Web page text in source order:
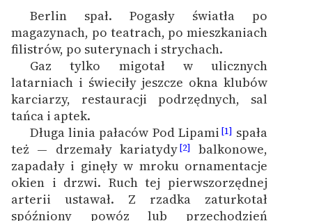
E-kolekcja lektur
szkolnych i literatury do
słuchania dla uczennic i
uczniów z
niepełnosprawnościami
Feministyczne inspiracje.
Popularyzacja
skandynawskiej literatury
feministycznej
Ręce pełne poezji
Kolekcje edukacyjne
Berlin spał. Pogasły światła po
magazynach, po teatrach, po mieszkaniach
filistrów, po suterynach i strychach.
Gaz tylko migotał w ulicznych
latarniach i świeciły jeszcze okna klubów
karciarzy, restauracji podrzędnych, sal
tańca i aptek.
Długa linia pałaców Pod Lipami [1] spała
też — drzemały kariatydy[2]
balkonowe,
zapadały i ginęły w mroku ornamentacje
okien i drzwi. Ruch tej pierwszorzędnej
arterii ustawał. Z rzadka zaturkotał
spóźniony powóz lub przechodzień